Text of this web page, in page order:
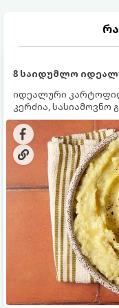
8 საიდუმლო
იდეალური
კერძია,
ფერით. მისი
არსებობს
იცოდეთ, რომ პიურე